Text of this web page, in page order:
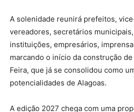
A solenidade reunirá prefeitos,
vereadores, secretários
instituições, empresários,
marcando o início da construção
Feira, que já se consolidou como
potencialidades de Alagoas.
A edição 2027 chega com uma